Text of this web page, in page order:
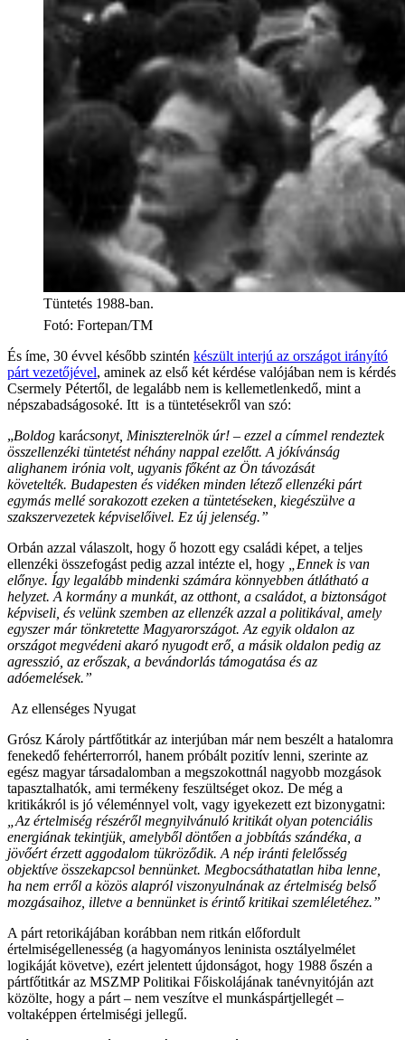
Tüntetés 1988-ban.
Fotó: Fortepan/TM
És íme, 30 évvel később szintén készült interjú az országot irányító
párt vezetőjével, aminek az első két kérdése valójában nem is kérdés
Csermely Pétertől, de legalább nem is kellemetlenkedő, mint a
népszabadságosoké. Itt is a tüntetésekről van szó:
„Boldog karácsonyt, Miniszterelnök úr! – ezzel a címmel rendeztek
összellenzéki tüntetést néhány nappal ezelőtt. A jókívánság
alighanem irónia volt, ugyanis főként az Ön távozását
követelték. Budapesten és vidéken minden létező ellenzéki párt
egymás mellé sorakozott ezeken a tüntetéseken, kiegészülve a
szakszervezetek képviselőivel. Ez új jelenség.”
Orbán azzal válaszolt, hogy ő hozott egy családi képet, a teljes
ellenzéki összefogást pedig azzal intézte el, hogy
„Ennek is van
előnye. Így legalább mindenki számára könnyebben átlátható a
helyzet. A kormány a munkát, az otthont, a családot, a biztonságot
képviseli, és velünk szemben az ellenzék azzal a politikával, amely
egyszer már tönkretette Magyarországot. Az egyik oldalon az
országot megvédeni akaró nyugodt erő, a másik oldalon pedig az
agresszió, az erőszak, a bevándorlás támogatása és az
adóemelések.”
Az ellenséges Nyugat
Grósz Károly pártfőtitkár az interjúban már nem beszélt a hatalomra
fenekedő fehérterrorról, hanem próbált pozitív lenni, szerinte az
egész magyar társadalomban a megszokottnál nagyobb mozgások
tapasztalhatók, ami termékeny feszültséget okoz. De még a
kritikákról is jó véleménnyel volt, vagy igyekezett ezt bizonygatni:
„Az értelmiség részéről megnyilvánuló kritikát olyan potenciális
energiának tekintjük, amelyből döntően a jobbítás szándéka, a
jövőért érzett aggodalom tükröződik. A nép iránti felelősség
objektíve összekapcsol bennünket. Megbocsáthatatlan hiba lenne,
ha nem erről a közös alapról viszonyulnának az értelmiség belső
mozgásaihoz, illetve a bennünket is érintő kritikai szemléletéhez.”
A párt retorikájában korábban nem ritkán előfordult
értelmiségellenesség (a hagyományos leninista osztályelmélet
logikáját követve), ezért jelentett újdonságot, hogy 1988 őszén a
pártfőtitkár az MSZMP Politikai Főiskolájának tanévnyitóján azt
közölte, hogy a párt – nem veszítve el munkáspártjellegét –
voltaképpen értelmiségi jellegű.